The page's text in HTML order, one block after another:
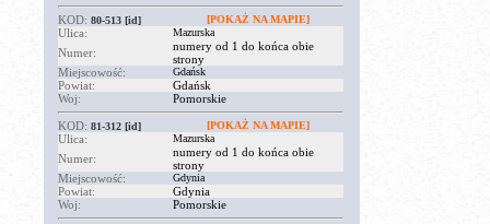
KOD: 80-513 [id] [POKAŻ NA MAPIE]
Ulica: Mazurska
Numer:
numery od 1 do końca obie
strony
Miejscowość:
Gdańsk
Powiat:
Gdańsk
Woj:
Pomorskie
KOD: 81-312 [id] [POKAŻ NA MAPIE]
Ulica: Mazurska
Numer:
numery od 1 do końca obie
strony
Miejscowość:
Gdynia
Powiat:
Gdynia
Woj:
Pomorskie